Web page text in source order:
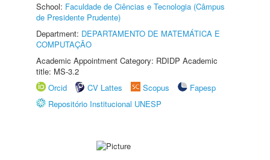
School: Faculdade de Ciências e Tecnologia (Câmpus
de Presidente Prudente)
Department: DEPARTAMENTO DE MATEMÁTICA E
COMPUTAÇÃO
Academic Appointment Category: RDIDP Academic
title: MS-3.2
Orcid
CV Lattes Scopus
Fapesp
Repositório Institucional UNESP